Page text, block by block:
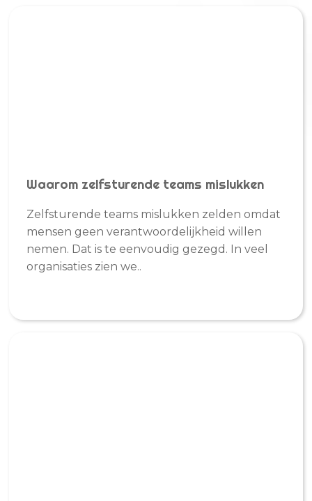
Waarom zelfsturende teams mislukken
Zelfsturende teams mislukken zelden omdat
mensen geen verantwoordelijkheid willen
nemen. Dat is te eenvoudig gezegd. In veel
organisaties zien we..